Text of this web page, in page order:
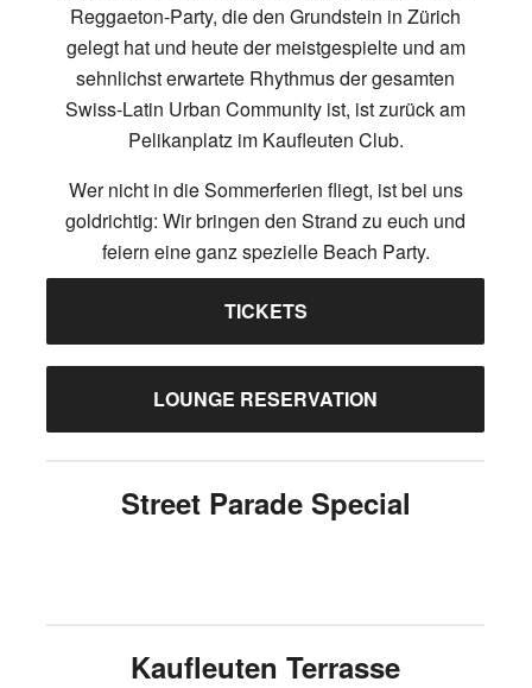
Reggaeton-Party, die den Grundstein in Zürich
gelegt hat und heute der meistgespielte und am
sehnlichst erwartete Rhythmus der gesamten
Swiss-Latin Urban Community ist, ist zurück am
Pelikanplatz im Kaufleuten Club.
Wer nicht in die Sommerferien fliegt, ist bei uns
goldrichtig: Wir bringen den Strand zu euch und
feiern eine ganz spezielle Beach Party.
TICKETS
LOUNGE RESERVATION
Street Parade Special
Kaufleuten Terrasse